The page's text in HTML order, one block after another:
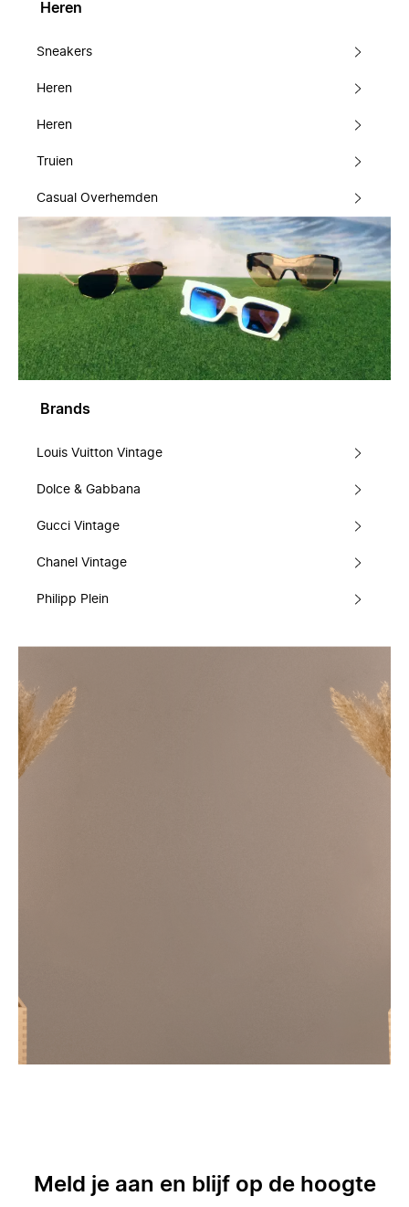
Heren
Sneakers
Heren
Heren
Truien
Casual Overhemden
Brands
Louis Vuitton Vintage
Dolce & Gabbana
Gucci Vintage
Chanel Vintage
Philipp Plein
Meld je aan en blijf op de hoogte